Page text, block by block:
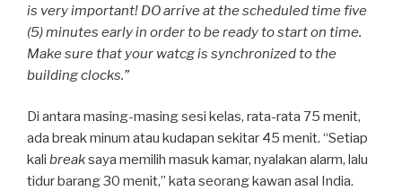
is very important! DO arrive at the scheduled time five
(5) minutes early in order to be ready to start on time.
Make sure that your watcg is synchronized to the
building clocks.”
Di antara masing-masing sesi kelas, rata-rata 75 menit,
ada break minum atau kudapan sekitar 45 menit. “Setiap
kali breaksaya memilih masuk kamar, nyalakan alarm, lalu
tidur barang 30 menit,” kata seorang kawan asal India.